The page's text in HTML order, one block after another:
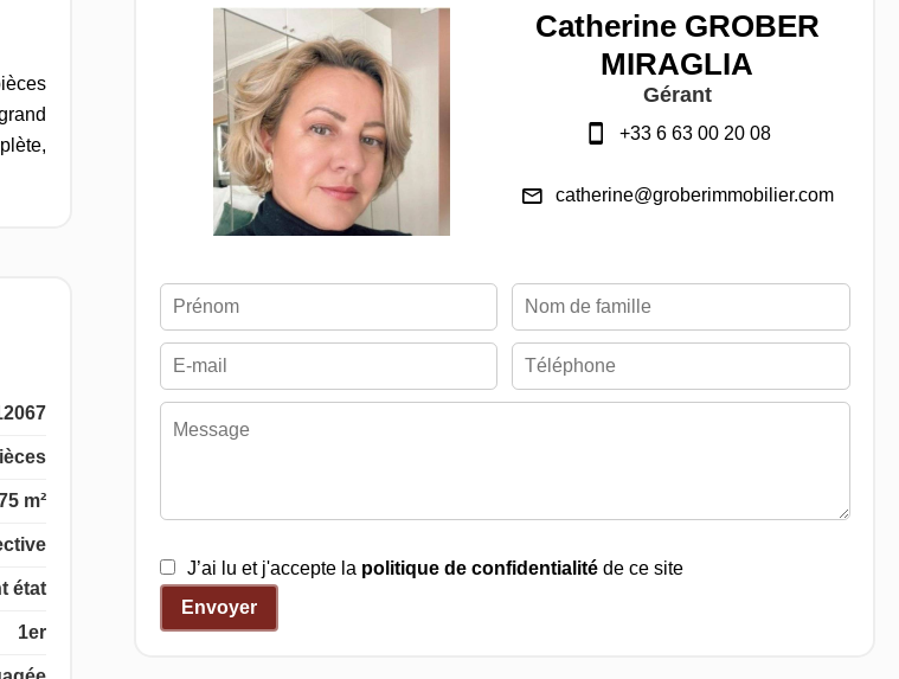
m²
état
1er
Catherine GROBER
MIRAGLIA
Gérant
+33 6 63 00 20 08
catherine@groberimmobilier.com
J’ai lu et j'accepte la politique de confidentialitéde ce site
Envoyer